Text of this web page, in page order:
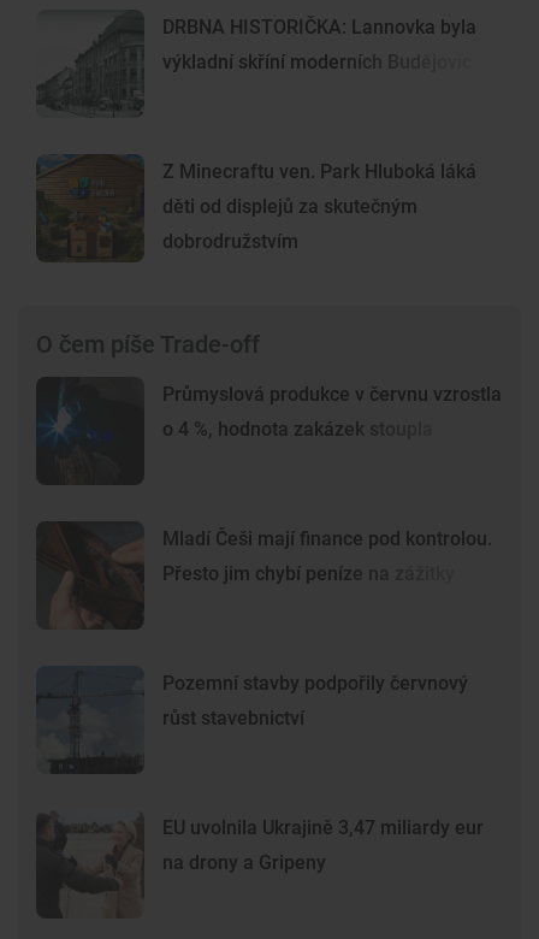
DRBNA HISTORIČKA: Lannovka byla
výkladní skříní moderních Budějovic
Z Minecraftu ven. Park Hluboká láká
děti od displejů za skutečným
dobrodružstvím
O čem píše Trade-off
Průmyslová produkce v červnu vzrostla
o 4 %, hodnota zakázek stoupla
Mladí Češi mají finance pod kontrolou.
Přesto jim chybí peníze na zážitky
Pozemní stavby podpořily červnový
růst stavebnictví
EU uvolnila Ukrajině 3,47 miliardy eur
na drony a Gripeny